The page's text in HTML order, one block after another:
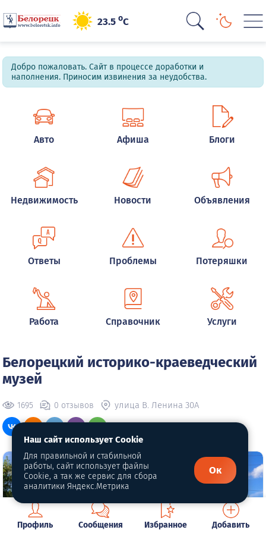
23.5oC
Добро пожаловать. Сайт в процессе доработки и
наполнения. Приносим извинения за неудобства.
Авто Афиша Блоги
Недвижимость Новости Объявления
Ответы Проблемы Потеряшки
Работа Справочник Услуги
Белорецкий историко-краеведческий
музей
1695 0 отзывов улица В. Ленина 30А
Профиль Сообщения Избранное Добавить
Наш сайт использует Cookie
Для правильной и стабильной
работы, сайт использует файлы
Cookie, а так же сервис для сбора
аналитики Яндекс.Метрика
Ок